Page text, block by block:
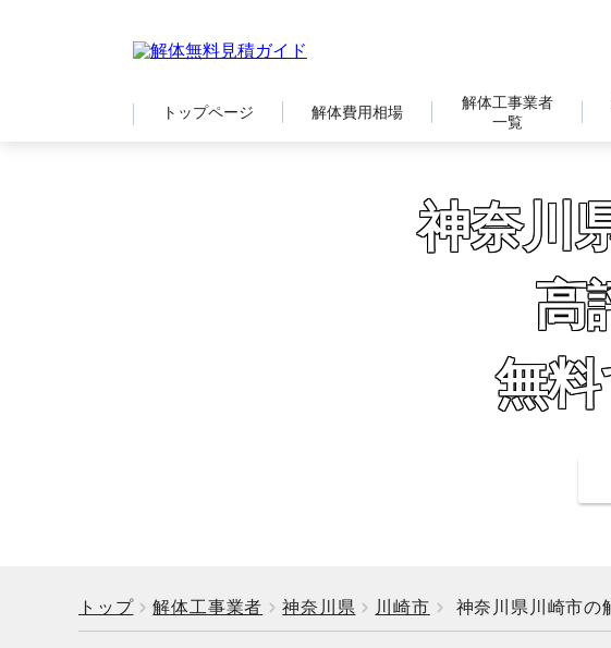
トップページ 解体費用相場
解体工事業者
一覧
神奈川
高
無
トップ 解体工事業者 神奈川県 川崎市 神奈川県川崎市